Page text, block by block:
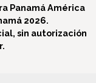
Panamá América
2026.
sin autorización